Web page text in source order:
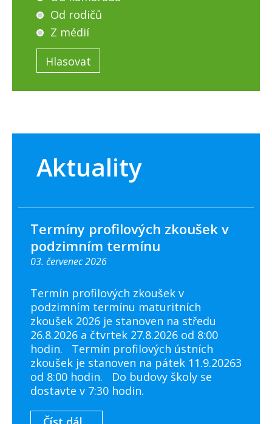
Od rodičů
Z médií
Aktuality
Termíny profilových zkoušek v
podzimním termínu
03. červenec 2026
Termín profilových zkoušek v
podzimním termínu maturitních
zkoušek 2026 je stanoven na středu
26.8.2026 a čtvrtek 27.8.2026 od 8:00
hodin. Termín profilových ústních
zkoušek je stanoven na pátek 11.9.20263
od 8:00 hodin. Do budovy školy se
dostavte v 7:30 hodin.